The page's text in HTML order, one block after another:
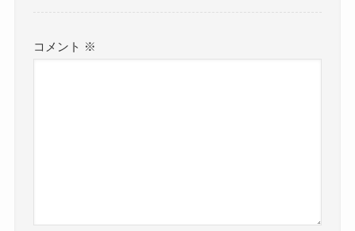
コメント ※